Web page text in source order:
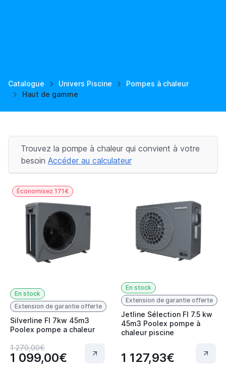
Catalogue Univers Piscine
Pompes à chaleur
Haut de gamme
Trouvez la pompe à chaleur qui convient à votre
besoin Accéder au calculateur
Économisez 171€
En stock
Extension de garantie offerte
Silverline FI 7kw 45m3
Poolex pompe a chaleur
1 270,00€
1 099,00€
En stock
Extension de garantie offerte
Jetline Sélection FI 7.5 kw
45m3 Poolex pompe à
chaleur piscine
1 127,93€